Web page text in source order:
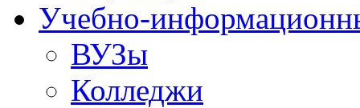
Учебно-
ВУЗы
Колледжи